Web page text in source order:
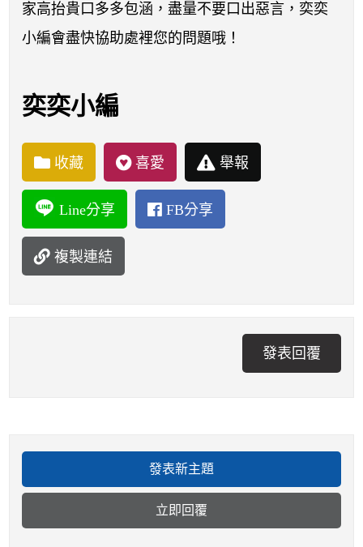
家高抬貴口多多包涵，盡量不要口出惡言，奕奕
小編會盡快協助處裡您的問題哦！
奕奕小編
收藏 喜愛 舉報
Line分享 FB分享
複製連結
發表回覆
發表新主題
立即回覆